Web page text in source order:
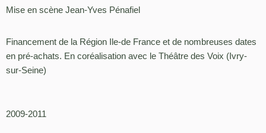
Mise en scène Jean-Yves Pénafiel
Financement de la Région Ile-de France et de nombreuses dates
en pré-achats. En coréalisation avec le Théâtre des Voix (Ivry-
sur-Seine)
2009-2011